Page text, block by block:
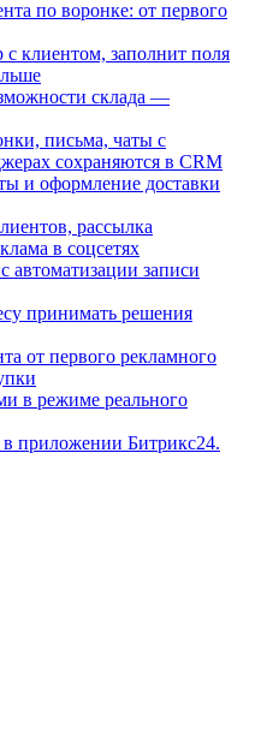
по воронке: от первого
с клиентом, заполнит поля
склада —
письма, чаты с
сохраняются в CRM
и оформление доставки
рассылка
в соцсетях
автоматизации записи
принимать решения
от первого рекламного
в режиме реального
приложении Битрикс24.